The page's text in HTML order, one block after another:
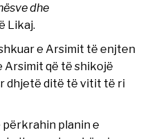
dhe
Likaj.
e Arsimit të enjten
Arsimit që të shikojë
dhjetë ditë të vitit të ri
përkrahin planin e